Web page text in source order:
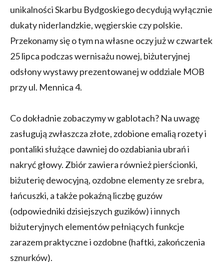
unikalności Skarbu Bydgoskiego decydują wyłącznie
dukaty niderlandzkie, węgierskie czy polskie.
Przekonamy się o tym na własne oczy już w czwartek
25 lipca podczas wernisażu nowej, biżuteryjnej
odsłony wystawy prezentowanej w oddziale MOB
przy ul. Mennica 4.
Co dokładnie zobaczymy w gablotach? Na uwagę
zasługują zwłaszcza złote, zdobione emalią rozety i
pontaliki służące dawniej do ozdabiania ubrań i
nakryć głowy. Zbiór zawiera również pierścionki,
biżuterię dewocyjną, ozdobne elementy ze srebra,
łańcuszki, a także pokaźną liczbę guzów
(odpowiedniki dzisiejszych guzików) i innych
biżuteryjnych elementów pełniących funkcje
zarazem praktyczne i ozdobne (haftki, zakończenia
sznurków).